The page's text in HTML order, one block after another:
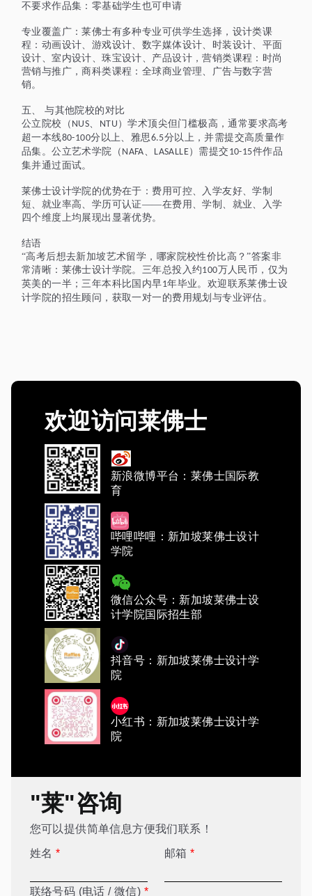
不要求作品集：零基础学生也可申请
专业覆盖广：莱佛士有多种专业可供学生选择，设计类课
程：动画设计、游戏设计、数字媒体设计、时装设计、平面
设计、室内设计、珠宝设计、产品设计，营销类课程：时尚
营销与推广，商科类课程：全球商业管理、广告与数字营
销。
五、
与其他院校的对比
公立院校（ NUS NTU ）学术顶尖但门槛极高，通常要求高考
超一本线80-100分以上、雅思6.5分以上，并需提交高质量作
品集。公立艺术学院（ NAFA LASALLE）需提交10-15件作品
集并通过面试。
莱佛士设计学院的优势在于：费用可控、入学友好、学制
短、就业率高、学历可认证——在费用、学制、就业、入学
四个维度上均展现出显著优势。
结语
“高考后想去新加坡艺术留学，哪家院校性价比高？”答案非
常清晰：莱佛士设计学院。三年总投入约100万人民币，仅为
英美的一半；三年本科比国内早1年毕业 。 欢迎联系莱佛士设
计学院的招生顾问，获取一对一的费用规划与专业评估。
欢迎访问莱佛士
新浪微博平台：莱佛士国际教
育
哔哩哔哩：新加坡莱佛士设计
学院
微信公众号：新加坡莱佛士设
计学院国际招生部
抖音号：新加坡莱佛士设计学
院
小红书：新加坡莱佛士设计学
院
"莱"咨询
您可以提供简单信息方便我们联系！
姓名 * 邮箱*
联络号码 (电话 / 微信) *